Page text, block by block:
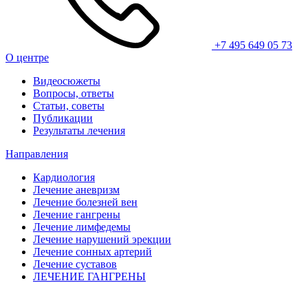
+7 495 649 05 73
О центре
Видеосюжеты
Вопросы, ответы
Статьи, советы
Публикации
Результаты лечения
Направления
Кардиология
Лечение аневризм
Лечение болезней вен
Лечение гангрены
Лечение лимфедемы
Лечение нарушений эрекции
Лечение сонных артерий
Лечение суставов
ЛЕЧЕНИЕ ГАНГРЕНЫ